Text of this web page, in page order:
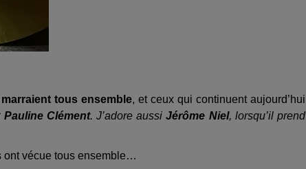
tous ensemble, et ceux qui continuent aujourd’hui
Pauline Clément. J’adore aussi Jérôme Niel, lorsqu’il prend
ont vécue tous ensemble…